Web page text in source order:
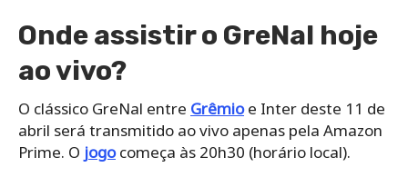
Onde assistir o GreNal hoje
ao vivo?
O clássico GreNal entre Grêmioe Inter deste 11 de
abril será transmitido ao vivo apenas pela Amazon
Prime. O jogocomeça às 20h30 (horário local).